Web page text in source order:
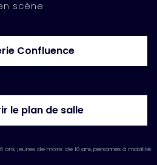
scène
Confluence
le plan de salle
jeunes de moins de 18 ans, personnes à mobilité